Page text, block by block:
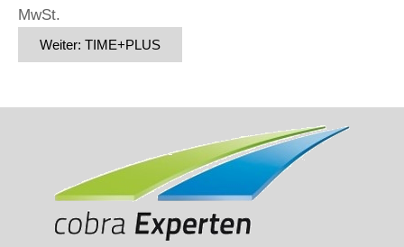
MwSt.
Weiter: TIME+PLUS